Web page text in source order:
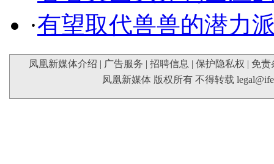
·有望取代兽兽的潜力
凤凰新媒体介绍 | 广告服务 | 招聘信息 | 保护隐私权 | 免责
凤凰新媒体 版权所有 不得转载